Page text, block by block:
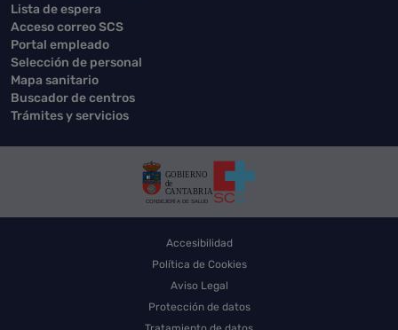
Lista de espera
Acceso correo SCS
Portal empleado
Selección de personal
Mapa sanitario
Buscador de centros
Trámites y servicios
Accesibilidad
Política de Cookies
Aviso Legal
Protección de datos